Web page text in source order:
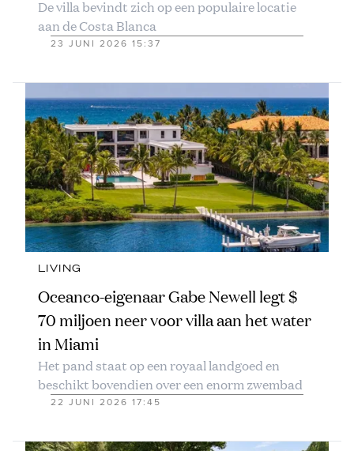
De villa bevindt zich op een populaire locatie
aan de Costa Blanca
23 JUNI 2026 15:37
LIVING
Oceanco-eigenaar Gabe Newell legt $
70 miljoen neer voor villa aan het water
in Miami
Het pand staat op een royaal landgoed en
beschikt bovendien over een enorm zwembad
22 JUNI 2026 17:45